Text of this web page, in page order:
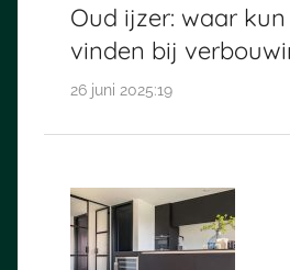
Oud ijzer: waar
vinden bij
26 juni 2025:19